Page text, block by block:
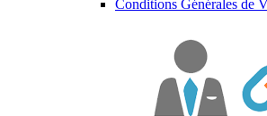
Conditions Générales de